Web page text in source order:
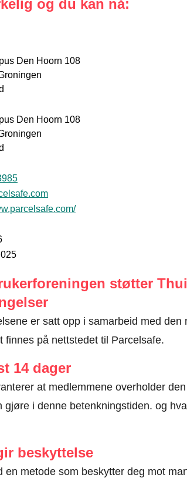
og du kan nå:
Den Hoorn 108
Den Hoorn 108
støtter
er satt opp i samarbeid med den
på nettstedet til Parcelsafe.
14 dager
at medlemmene overholder
gjøre i denne betenkningstiden. og
beskyttelse
en metode som beskytter deg mot